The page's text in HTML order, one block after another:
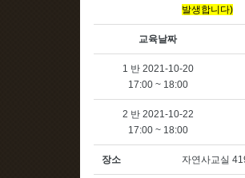
발생합니다)
교육날짜
1 반 2021-10-20
17:00 ~ 18:00
2 반 2021-10-22
17:00 ~ 18:00
장소 자연사교실